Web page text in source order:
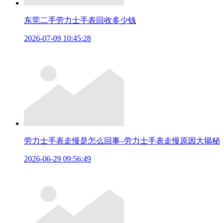
东莞二手劳力士手表回收多少钱
2026-07-09 10:45:28
劳力士手表走慢是怎么回事–劳力士手表走慢原因大揭秘
2026-06-29 09:56:49